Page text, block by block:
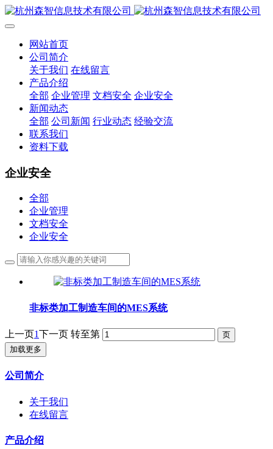
网站首页
公司简介
关于我们 在线留言
产品介绍
全部 企业管理 文档安全 企业安全
新闻动态
全部 公司新闻 行业动态 经验交流
联系我们
资料下载
企业安全
全部
企业管理
文档安全
企业安全
非标类加工制造车间的MES系统
上一页1下一页 转至第
加载更多
公司简介
关于我们
在线留言
产品介绍